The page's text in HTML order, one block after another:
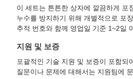
이 세트는 튼튼한 상자에 깔끔하게 포
누수를 방지하기 위해 개별적으로 포
추적 번호와 함께 영업일 기준 1~2일
지원 및 보증
포괄적인 기술 지원 및 보증이 포함되
질문이나 문제에 대해서는 지원팀에